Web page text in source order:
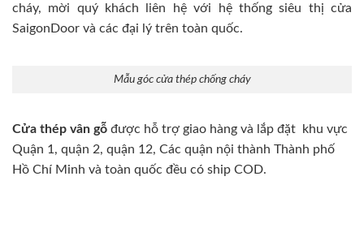
cháy, mời quý khách liên hệ với hệ thống siêu thị cửa
SaigonDoor và các đại lý trên toàn quốc.
Mẫu góc cửa thép chống cháy
Cửa thép vân gỗ được hỗ trợ giao hàng và lắp đặt khu vực
Quận 1, quận 2, quận 12, Các quận nội thành Thành phố
Hồ Chí Minh và toàn quốc đều có ship COD.